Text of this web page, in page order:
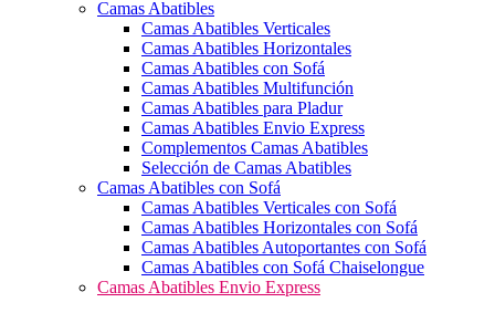
Camas Abatibles
Camas Abatibles Verticales
Camas Abatibles Horizontales
Camas Abatibles con Sofá
Camas Abatibles Multifunción
Camas Abatibles para Pladur
Camas Abatibles Envio Express
Complementos Camas Abatibles
Selección de Camas Abatibles
Camas Abatibles con Sofá
Camas Abatibles Verticales con Sofá
Camas Abatibles Horizontales con Sofá
Camas Abatibles Autoportantes con Sofá
Camas Abatibles con Sofá Chaiselongue
Camas Abatibles Envio Express